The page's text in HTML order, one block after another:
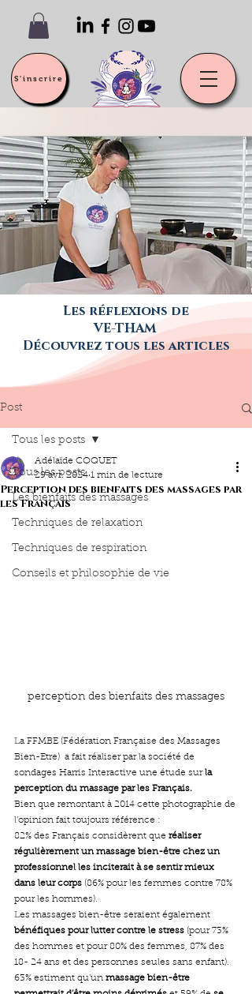
S'inscrire
Les réflexions de
VE-THAM
Découvrez tous les articles
Post
Tous les posts
Les bienfaits des massages
Techniques de relaxation
Techniques de respiration
Conseils et philosophie de vie
Tous les posts
Perception des bienfaits des massages par
les Français
Adélaïde COQUET
29 avr. 2024 1 min de lecture
perception des bienfaits des massages
La FFMBE (Fédération Française des Massages
Bien-Etre)  a fait réaliser par la société de
sondages Harris Interactive une étude sur la
perception du massage par les Français.
Bien que remontant à 2014 cette photographie de
l’opinion fait toujours référence :
82% des Français considèrent que réaliser
régulièrement un massage bien-être chez un
professionnel les inciterait à se sentir mieux
dans leur corps (86% pour les femmes contre 78%
pour les hommes).
Les massages bien-être seraient également
bénéfiques pour lutter contre le stress (pour 73%
des hommes et pour 80% des femmes, 87% des
18- 24 ans et des personnes seules sans enfant).
63% estiment qu’un massage bien-être